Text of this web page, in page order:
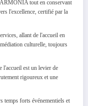
tout en conservant
l'excellence, certifié par la
allant de l'accueil en
culturelle, toujours
l'accueil est un levier de
rigoureux et une
temps forts événementiels et